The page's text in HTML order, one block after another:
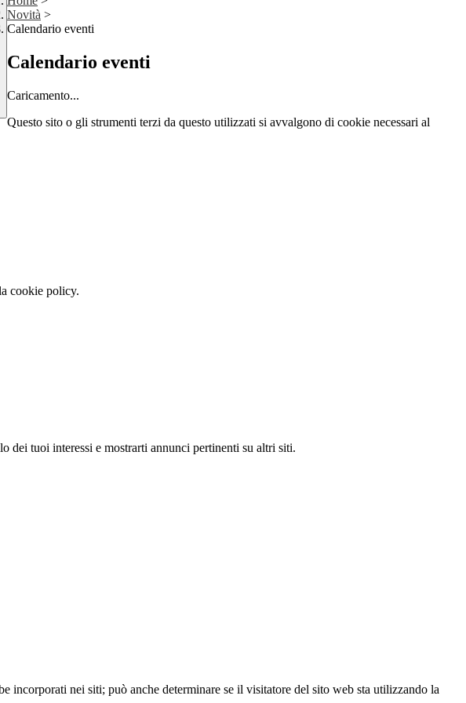
Novità >
Calendario eventi
Calendario eventi
Caricamento...
Questo sito o gli strumenti terzi da questo utilizzati si avvalgono di cookie necessari al
cookie policy.
dei tuoi interessi e mostrarti annunci pertinenti su altri siti.
incorporati nei siti; può anche determinare se il visitatore del sito web sta utilizzando la